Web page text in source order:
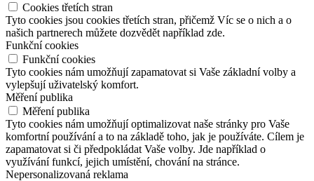
Cookies třetích stran
Tyto cookies jsou cookies třetích stran, přičemž Víc se o nich a o
našich partnerech můžete dozvědět například zde.
Funkční cookies
Funkční cookies
Tyto cookies nám umožňují zapamatovat si Vaše základní volby a
vylepšují uživatelský komfort.
Měření publika
Měření publika
Tyto cookies nám umožňují optimalizovat naše stránky pro Vaše
komfortní používání a to na základě toho, jak je používáte. Cílem je
zapamatovat si či předpokládat Vaše volby. Jde například o
využívání funkcí, jejich umístění, chování na stránce.
Nepersonalizovaná reklama